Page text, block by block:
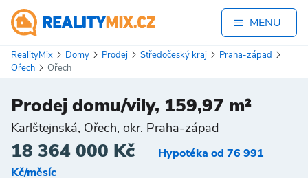
MENU
RealityMix Domy Prodej Středočeský kraj
Praha-západ
Ořech
Ořech
Prodej domu/vily, 159,97 m²
Karlštejnská, Ořech, okr. Praha-západ
18 364 000 Kč
Hypotéka od 76 991
Kč/měsíc